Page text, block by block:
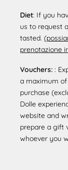
Diet: If you
us to request
tasted.
prenotazione
Vouchers: :
a maximum
purchase
Dolle
website and
prepare a gift
whoever you